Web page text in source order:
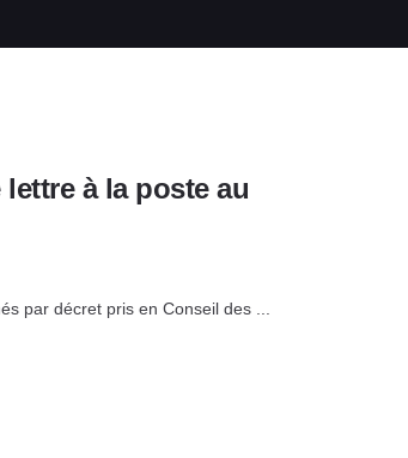
à la poste au
par décret pris en Conseil des ...